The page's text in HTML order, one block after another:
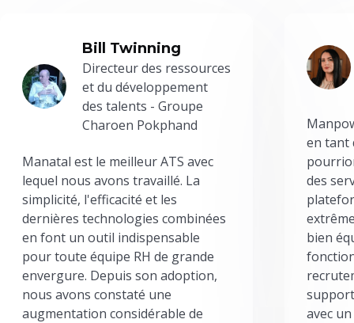
Bill Twinning
Directeur des ressources
et du développement
des talents - Groupe
Charoen Pokphand
Manatal est le meilleur ATS avec
lequel nous avons travaillé. La
simplicité, l'efficacité et les
dernières technologies combinées
en font un outil indispensable
pour toute équipe RH de grande
envergure. Depuis son adoption,
nous avons constaté une
augmentation considérable de
en tant
des
bien
avec